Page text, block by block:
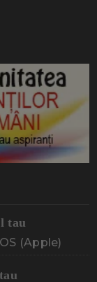
tau
(Apple)